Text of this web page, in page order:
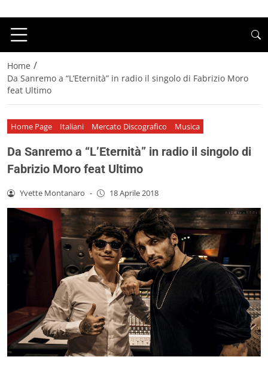
Home /
Da Sanremo a “L’Eternità” in radio il singolo di Fabrizio Moro
feat Ultimo
Home Page Italiani Mercato Discografico Musica
Da Sanremo a “L’Eternità” in radio il singolo di
Fabrizio Moro feat Ultimo
Yvette Montanaro - 18 Aprile 2018